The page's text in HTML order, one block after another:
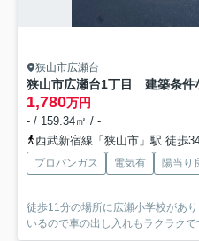
狭山市広瀬台
1,780万円
- / 159.34㎡ / -
西武新宿線「狭山市」駅 徒歩
プロパンガス 電気有 陽当り
徒歩11分の場所に広瀬小学校があ
いるので車の出し入れもラクラクで